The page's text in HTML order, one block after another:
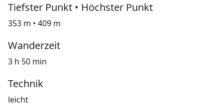
Tiefster Punkt • Höchster Punkt
353 m • 409 m
Wanderzeit
3 h 50 min
Technik
leicht